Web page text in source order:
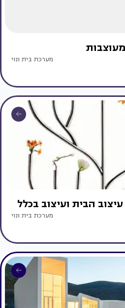
מערכת בית ונוי
הבית ועיצוב בכלל
מערכת בית ונוי